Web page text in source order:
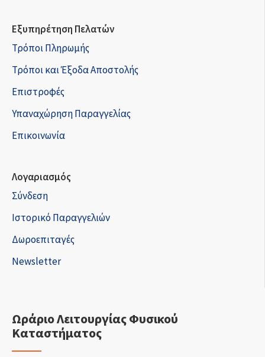
Εξυπηρέτηση Πελατών
Τρόποι Πληρωμής
Τρόποι και Έξοδα Αποστολής
Επιστροφές
Υπαναχώρηση Παραγγελίας
Επικοινωνία
Λογαριασμός
Σύνδεση
Ιστορικό Παραγγελιών
Δωροεπιταγές
Newsletter
Ωράριο Λειτουργίας Φυσικού
Καταστήματος